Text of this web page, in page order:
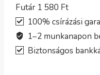
Futár 1 580 Ft
100% csírázási
1–2 munkanapon
Biztonságos